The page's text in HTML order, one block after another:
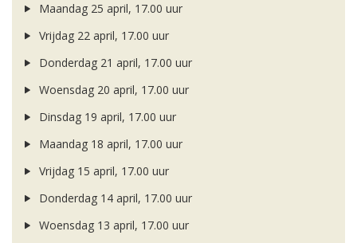
Maandag 25 april, 17.00 uur
Vrijdag 22 april, 17.00 uur
Donderdag 21 april, 17.00 uur
Woensdag 20 april, 17.00 uur
Dinsdag 19 april, 17.00 uur
Maandag 18 april, 17.00 uur
Vrijdag 15 april, 17.00 uur
Donderdag 14 april, 17.00 uur
Woensdag 13 april, 17.00 uur